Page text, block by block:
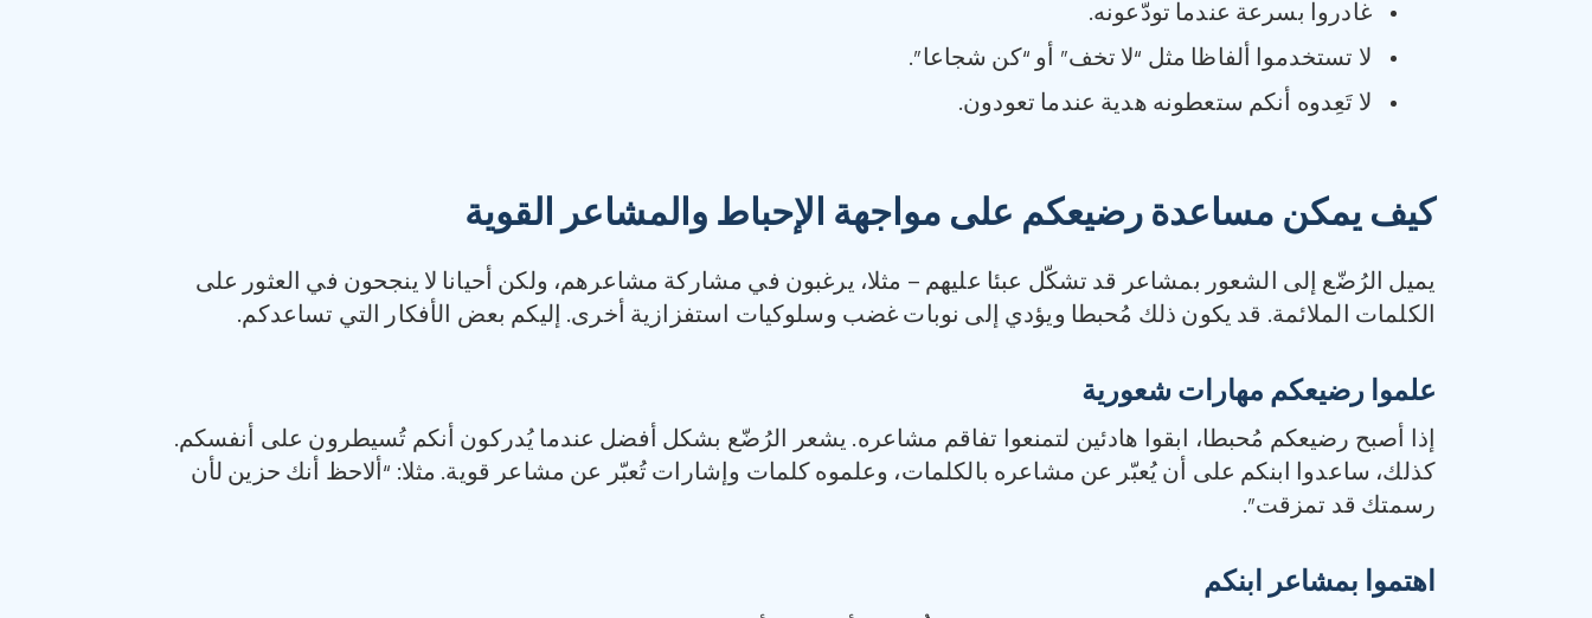
غادروا بسرعة عندما تودّعونه.
لا تستخدموا ألفاظا مثل “لا تخف” أو “كن شجاعا”.
لا تَعِدوه أنكم ستعطونه هدية عندما تعودون.
كيف يمكن مساعدة رضيعكم على مواجهة الإحباط والمشاعر القوية
يميل الرُضّع إلى الشعور بمشاعر قد تشكّل عبئا عليهم – مثلا، يرغبون في مشاركة مشاعرهم، ولكن أحيانا لا ينجحون في العثور على
الكلمات الملائمة. قد يكون ذلك مُحبطا ويؤدي إلى نوبات غضب وسلوكيات استفزازية أخرى. إليكم بعض الأفكار التي تساعدكم.
علموا رضيعكم مهارات شعورية
إذا أصبح رضيعكم مُحبطا، ابقوا هادئين لتمنعوا تفاقم مشاعره. يشعر الرُضّع بشكل أفضل عندما يُدركون أنكم تُسيطرون على أنفسكم.
كذلك، ساعدوا ابنكم على أن يُعبّر عن مشاعره بالكلمات، وعلموه كلمات وإشارات تُعبّر عن مشاعر قوية. مثلا: “ألاحظ أنك حزين لأن
رسمتك قد تمزقت”.
اهتموا بمشاعر ابنكم